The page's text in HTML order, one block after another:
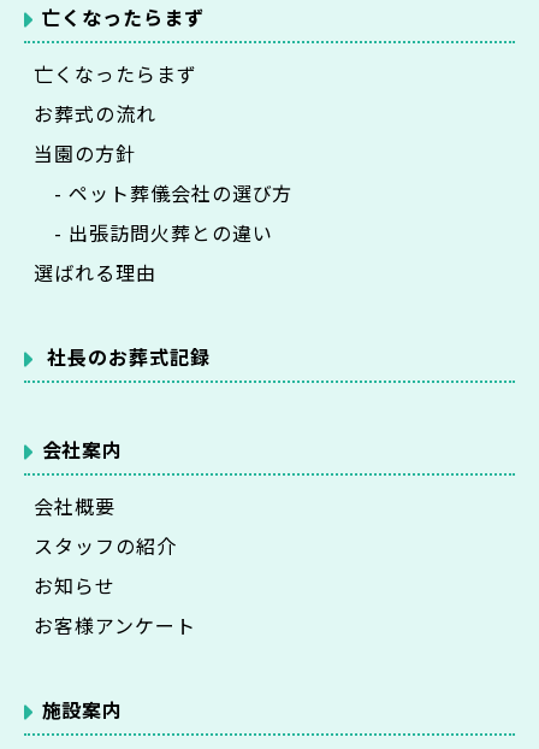
亡くなったらまず
亡くなったらまず
お葬式の流れ
当園の方針
- ペット葬儀会社の選び方
- 出張訪問火葬との違い
選ばれる理由
社長のお葬式記録
会社案内
会社概要
スタッフの紹介
お知らせ
お客様アンケート
施設案内